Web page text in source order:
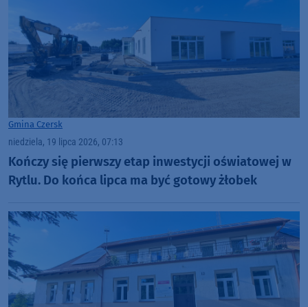
Gmina Czersk
niedziela, 19 lipca 2026, 07:13
Kończy się pierwszy etap inwestycji oświatowej w
Rytlu. Do końca lipca ma być gotowy żłobek